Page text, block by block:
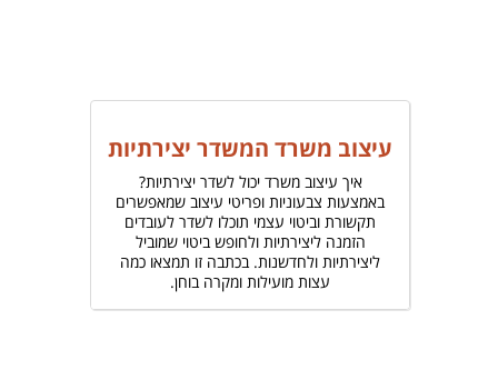
עיצוב משרד המשדר יצירתיות
איך עיצוב משרד יכול לשדר יצירתיות?
באמצעות צבעוניות ופריטי עיצוב שמאפשרים
תקשורת וביטוי עצמי תוכלו לשדר לעובדים
הזמנה ליצירתיות ולחופש ביטוי שמוביל
ליצירתיות ולחדשנות. בכתבה זו תמצאו כמה
עצות מועילות ומקרה בוחן.